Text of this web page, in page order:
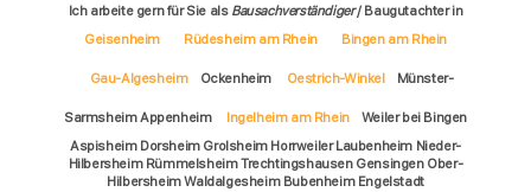
Ich arbeite gern für Sie als Bausachverständiger/ Baugutachter in
Geisenheim
Rüdesheim am Rhein Bingen am Rhein
Gau-Algesheim Ockenheim Oestrich-Winkel Münster-
Sarmsheim Appenheim Ingelheim am Rhein
Weiler bei Bingen
Aspisheim Dorsheim Grolsheim Horrweiler Laubenheim Nieder-
Hilbersheim Rümmelsheim Trechtingshausen Gensingen Ober-
Hilbersheim Waldalgesheim Bubenheim Engelstadt